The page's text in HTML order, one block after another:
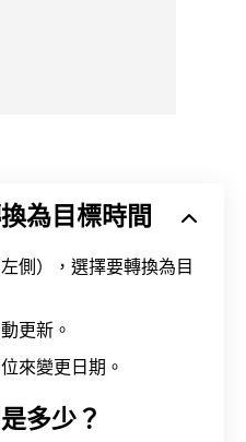
為目標時間
側），選擇要轉換為目
更新。
來變更日期。
多少？